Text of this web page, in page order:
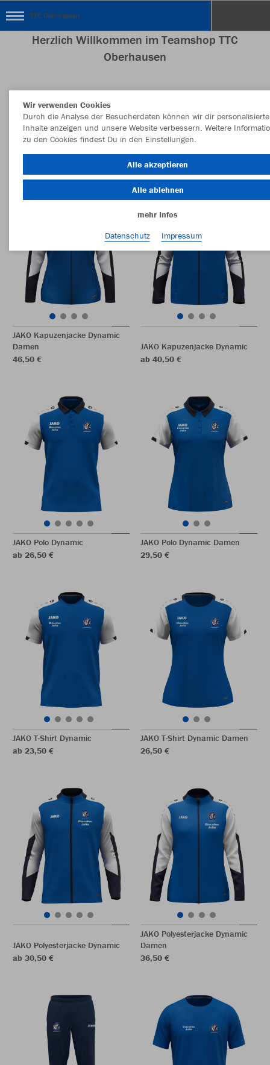
TTC Oberhausen
Herzlich Willkommen im Teamshop TTC
Oberhausen
Nachhaltig Farbe
JAKO Kapuzenjacke Dynamic
Damen
46,50 €
JAKO Kapuzenjacke Dynamic
ab 40,50 €
JAKO Polo Dynamic
ab 26,50 €
JAKO Polo Dynamic Damen
29,50 €
JAKO T-Shirt Dynamic
ab 23,50 €
JAKO T-Shirt Dynamic Damen
26,50 €
JAKO Polyesterjacke Dynamic
ab 30,50 €
JAKO Polyesterjacke Dynamic
Damen
36,50 €
Wir verwenden Cookies
Durch die Analyse der Besucherdaten können wir dir personalisierte
Inhalte anzeigen und unsere Website verbessern. Weitere
zu den Cookies findest Du in den Einstellungen.
Alle akzeptieren
Alle ablehnen
mehr Infos
Datenschutz
Impressum